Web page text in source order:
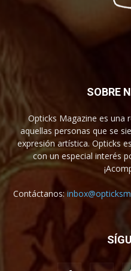
SOBRE
Opticks Magazine es una
aquellas personas que se
expresión artística. Opticks
con un especial interés
Contáctanos: